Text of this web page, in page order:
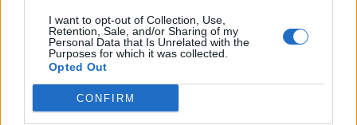
I want to opt-out of Collection, Use,
Retention, Sale, and/or Sharing of my
Personal Data that Is Unrelated with the
Purposes for which it was collected.
Opted Out
CONFIRM
NEWS SCUOLA
Personale ATA, sblocco
delle posizioni
riunione ministeriale il